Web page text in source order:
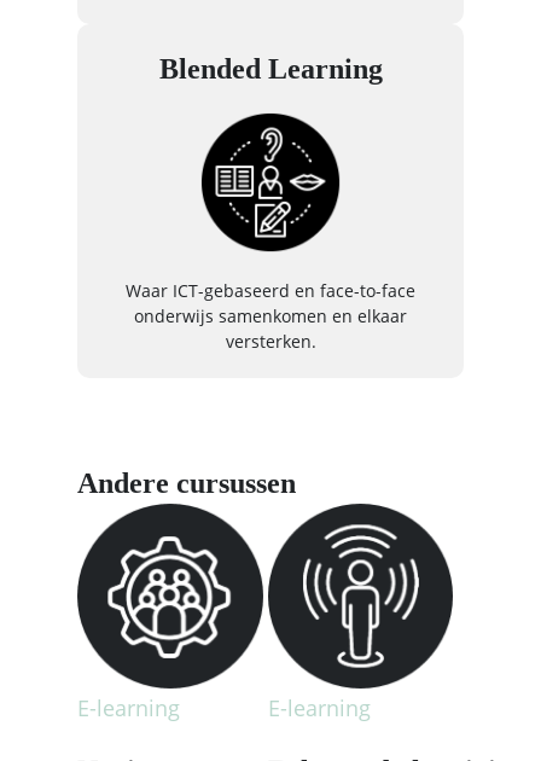
Blended Learning
Waar ICT-gebaseerd en face-to-face
onderwijs samenkomen en elkaar
versterken.
Andere cursussen
E-learning E-learning